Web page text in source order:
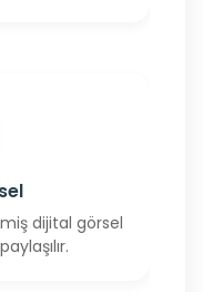
dijital görsel